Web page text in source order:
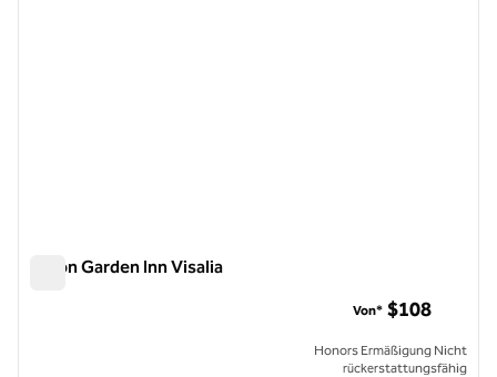
Hilton Garden Inn Visalia
Von* $108
Honors Ermäßigung Nicht
rückerstattungsfähig